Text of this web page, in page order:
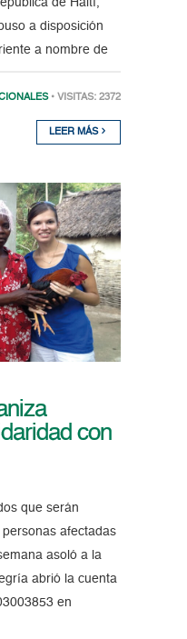
de Haití,
a disposición
a nombre de
• VISITAS: 2372
LEER MÁS
con
que serán
afectadas
asoló a la
abrió la cuenta
en